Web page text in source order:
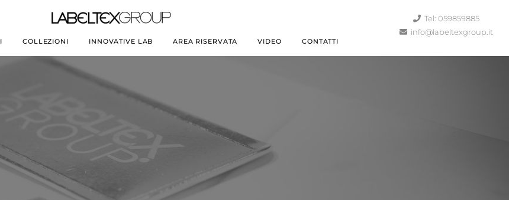
Tel: 059859885
info@labeltexgroup.it
COLLEZIONI INNOVATIVE LAB AREA RISERVATA VIDEO CONTATTI